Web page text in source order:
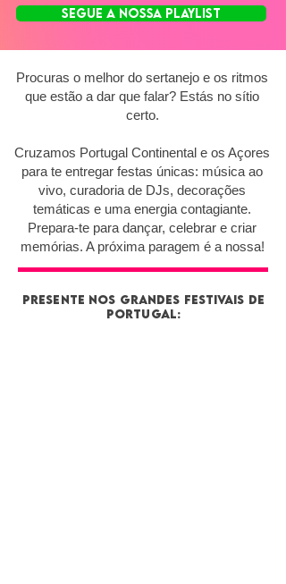
SEGUE A NOSSA PLAYLIST
Procuras o melhor do sertanejo e os ritmos
que estão a dar que falar? Estás no sítio
certo.
Cruzamos Portugal Continental e os Açores
para te entregar festas únicas: música ao
vivo, curadoria de DJs, decorações
temáticas e uma energia contagiante.
Prepara-te para dançar, celebrar e criar
memórias. A próxima paragem é a nossa!
presente nos grandes festivais de
portugal: